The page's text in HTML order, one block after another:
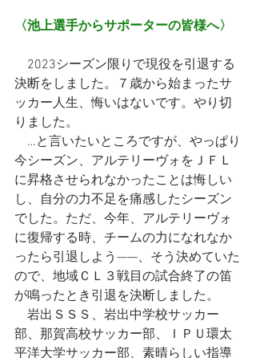
〈池上選手からサポーターの皆様へ〉
2023シーズン限りで現役を引退する
決断をしました。７歳から始まったサ
ッカー人生、悔いはないです。やり切
りました。
…と言いたいところですが、やっぱり
今シーズン、アルテリーヴォをＪＦＬ
に昇格させられなかったことは悔しい
し、自分の力不足を痛感したシーズン
でした。ただ、今年、アルテリーヴォ
に復帰する時、チームの力になれなか
ったら引退しよう——、そう決めていた
ので、地域ＣＬ３戦目の試合終了の笛
が鳴ったとき引退を決断しました。
岩出ＳＳＳ、岩出中学校サッカー
部、那賀高校サッカー部、ＩＰＵ環太
平洋大学サッカー部、素晴らしい指導